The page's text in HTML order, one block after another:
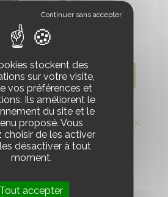
11 500,00 € HT
640 - EINBOCK
Très bon état- Occasion
stockent des
sur votre visite,
vos préférences et
Ils améliorent le
du site et le
proposé. Vous
choisir de les activer
désactiver à tout
moment.
Tout accepter